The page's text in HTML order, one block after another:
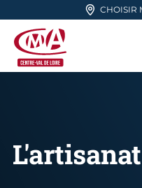
Aller en haut de page
CHOISIR
L'artisanat